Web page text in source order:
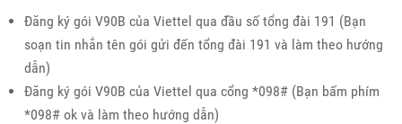
Đăng ký gói V90B của Viettel qua đầu số tổng đài 191 (Bạn
soạn tin nhắn tên gói gửi đến tổng đài 191 và làm theo hướng
dẫn)
Đăng ký gói V90B của Viettel qua cổng *098# (Bạn bấm phím
*098# ok và làm theo hướng dẫn)